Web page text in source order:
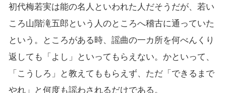
初代梅若実は能の名人といわれた人だそうだが、若い
ころ山階滝五郎という人のところへ稽古に通っていた
という。ところがある時、謡曲の一カ所を何べんくり
返しても「よし」といってもらえない。かといって、
「こうしろ」と教えてももらえず、ただ「できるまで
やれ」と何度も謡わされるだけである。